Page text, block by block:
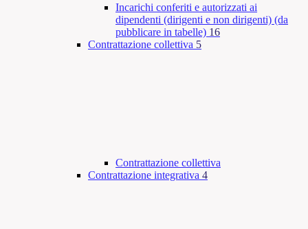
Incarichi conferiti e autorizzati ai
dipendenti (dirigenti e non dirigenti) (da
pubblicare in tabelle) 16
Contrattazione collettiva 5
Contrattazione collettiva
Contrattazione integrativa 4